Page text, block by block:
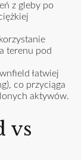
z gleby po
terenu pod
łatwiej
co przyciąga
aktywów.
vs